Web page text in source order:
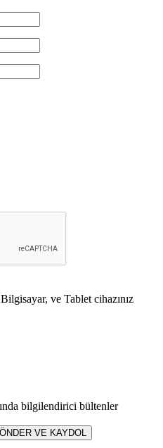
ve Tablet cihazınız
bilgilendirici bültenler
VE KAYDOL